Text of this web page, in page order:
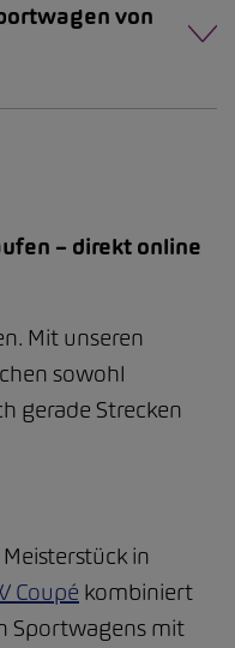
von
– direkt online
Mit unseren
sowohl
gerade Strecken
in
Coupé kombiniert
Sportwagens mit